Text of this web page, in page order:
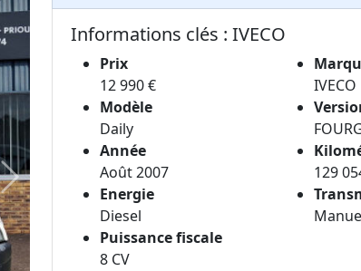
Next
Informations clés : IVECO
Prix
12 990 €
IVECO
Modèle
Daily
Année
Août 2007
129
Energie
Diesel
Puissance fiscale
8 CV